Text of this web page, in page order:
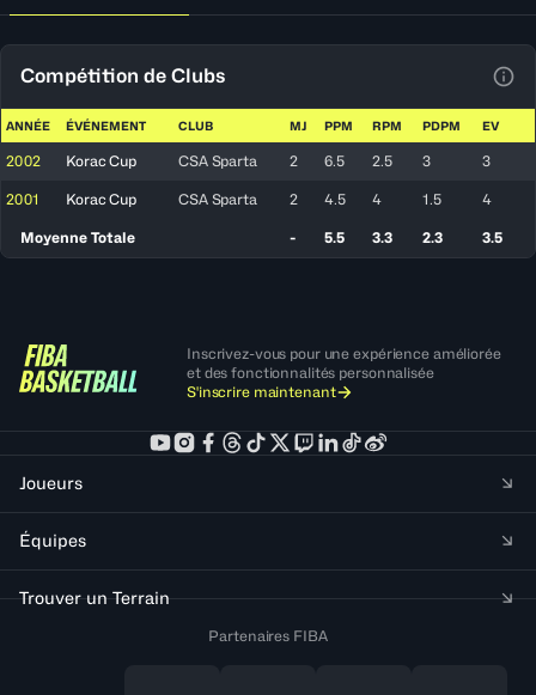
Compétition de Clubs
ANNÉE ÉVÉNEMENT CLUB MJ PPM RPM PDPM EV
2002 Korac Cup CSA Sparta 2 6.5 2.5 3 3
2001 Korac Cup CSA Sparta 2 4.5 4 1.5 4
Moyenne Totale - 5.5 3.3 2.3 3.5
Inscrivez-vous pour une expérience améliorée
et des fonctionnalités personnalisée
S'inscrire maintenant
Joueurs
Équipes
Trouver un Terrain
Partenaires FIBA